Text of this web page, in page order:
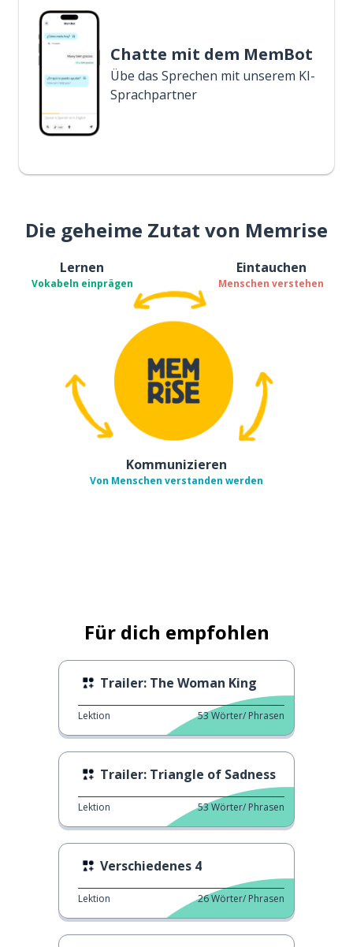
Chatte mit dem MemBot
Übe das Sprechen mit unserem KI-
Sprachpartner
Die geheime Zutat von Memrise
Lernen
Vokabeln einprägen
Eintauchen
Menschen verstehen
Kommunizieren
Von Menschen verstanden werden
Für dich empfohlen
Trailer: The Woman King
Lektion 53Wörter/ Phrasen
Trailer: Triangle of Sadness
Lektion 53Wörter/ Phrasen
Verschiedenes 4
Lektion 26Wörter/ Phrasen